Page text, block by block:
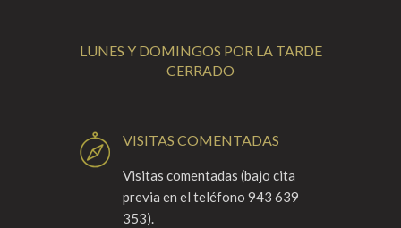
LUNES Y DOMINGOS POR LA TARDE
CERRADO
VISITAS COMENTADAS
Visitas comentadas (bajo cita
previa en el teléfono 943 639
353).